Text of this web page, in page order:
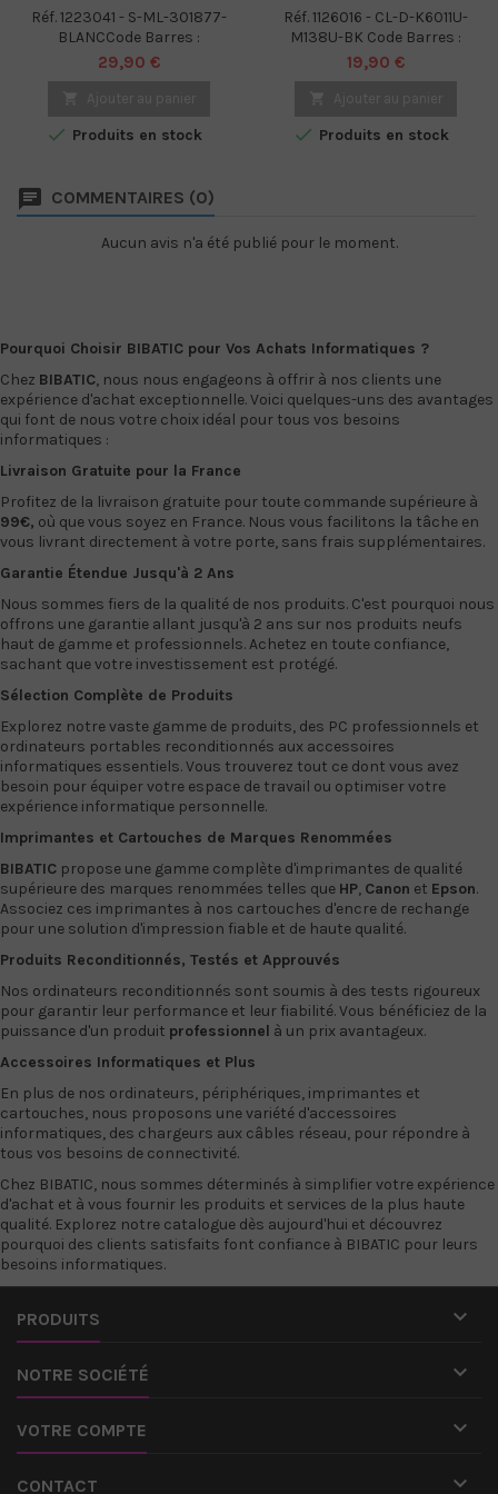
Réf. 1223041 - S-ML-301877-
BLANCCode Barres :
3700527301877
Prix
29,90 €
 Produits en stock
Réf. 1126016 - CL-D-K6011U-
M138U-BK Code Barres :
6938820422112
Prix
19,90 €
 Produits en stock
COMMENTAIRES (0)
Aucun avis n'a été publié pour le moment.
Pourquoi Choisir BIBATIC pour Vos Achats Informatiques ?
Chez BIBATIC, nous nous engageons à offrir à nos clients une
expérience d'achat exceptionnelle. Voici quelques-uns des avantages
qui font de nous votre choix idéal pour tous vos besoins
informatiques :
Livraison Gratuite pour la France
Profitez de la livraison gratuite pour toute commande supérieure à
99€, où que vous soyez en France. Nous vous facilitons la tâche en
vous livrant directement à votre porte, sans frais supplémentaires.
Garantie Étendue Jusqu'à 2 Ans
Nous sommes fiers de la qualité de nos produits. C'est pourquoi nous
offrons une garantie allant jusqu'à 2 ans sur nos produits neufs
haut de gamme et professionnels. Achetez en toute confiance,
sachant que votre investissement est protégé.
Sélection Complète de Produits
Explorez notre vaste gamme de produits, des PC professionnels et
ordinateurs portables reconditionnés aux accessoires
informatiques essentiels. Vous trouverez tout ce dont vous avez
besoin pour équiper votre espace de travail ou optimiser votre
expérience informatique personnelle.
Imprimantes et Cartouches de Marques Renommées
BIBATIC propose une gamme complète d'imprimantes de qualité
supérieure des marques renommées telles que HP, Canon et Epson.
Associez ces imprimantes à nos cartouches d'encre de rechange
pour une solution d'impression fiable et de haute qualité.
Produits Reconditionnés, Testés et Approuvés
Nos ordinateurs reconditionnés sont soumis à des tests rigoureux
pour garantir leur performance et leur fiabilité. Vous bénéficiez de la
puissance d'un produit professionnel à un prix avantageux.
Accessoires Informatiques et Plus
En plus de nos ordinateurs, périphériques, imprimantes et
cartouches, nous proposons une variété d'accessoires
informatiques, des chargeurs aux câbles réseau, pour répondre à
tous vos besoins de connectivité.
Chez BIBATIC, nous sommes déterminés à simplifier votre expérience
d'achat et à vous fournir les produits et services de la plus haute
qualité. Explorez notre catalogue dès aujourd'hui et découvrez
pourquoi des clients satisfaits font confiance à BIBATIC pour leurs
besoins informatiques.
PRODUITS 
NOTRE SOCIÉTÉ 
VOTRE COMPTE 
CONTACT 